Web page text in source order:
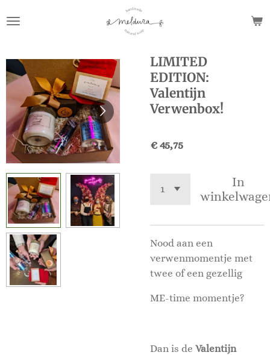
direct
de
hoofdinhoud
LIMITED
EDITION:
Valentijn
Verwenbox!
€ 45,75
In
Nood aan een
verwenmomentje met
twee of een gezellig
ME-time momentje?
Dan is de Valentijn